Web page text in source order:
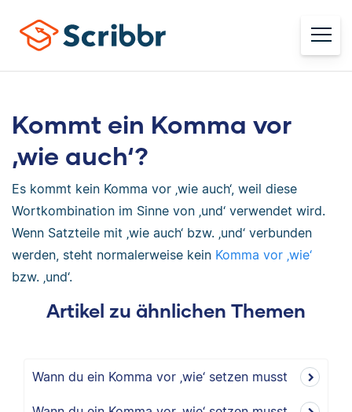
Kommt ein Komma vor
‚wie auch‘?
Es kommt kein Komma vor ‚wie auch‘, weil diese
Wortkombination im Sinne von ‚und‘ verwendet wird.
Wenn Satzteile mit ‚wie auch‘ bzw. ‚und‘ verbunden
werden, steht normalerweise kein Komma vor ‚wie‘
bzw. ‚und‘.
Artikel zu ähnlichen Themen
Wann du ein Komma vor ‚wie‘ setzen musst